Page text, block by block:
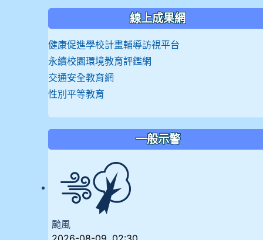
線上成果網
健康促進學校計畫輔導訪視平台
永續校園環境教育評鑑網
交通安全教育網
性別平等教育
一般示警
颱風